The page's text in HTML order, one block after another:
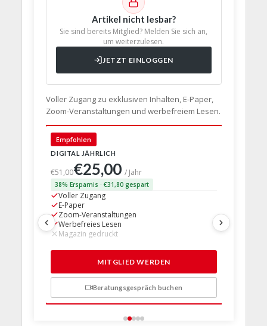
Artikel nicht lesbar?
Sie sind bereits Mitglied? Melden Sie sich an,
um weiterzulesen.
JETZT EINLOGGEN
Voller Zugang zu exklusiven Inhalten, E-Paper,
Zoom-Veranstaltungen und werbefreiem Lesen.
Empfohlen
DIGITAL JÄHRLICH
€51,00€25,00/ Jahr
38% Ersparnis · €31,80 gespart
Voller Zugang
E-Paper
Zoom-Veranstaltungen
Werbefreies Lesen
Magazin gedruckt
MITGLIED WERDEN
Beratungsgespräch buchen